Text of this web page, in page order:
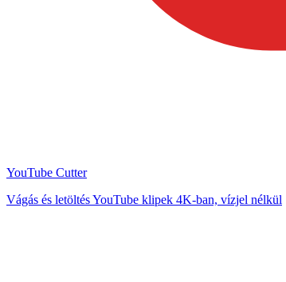
YouTube Cutter
Vágás és letöltés YouTube klipek 4K-ban, vízjel nélkül